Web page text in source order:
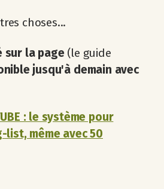
choses...
sur la page (le guide
jusqu'à demain avec
: le système pour
même avec 50